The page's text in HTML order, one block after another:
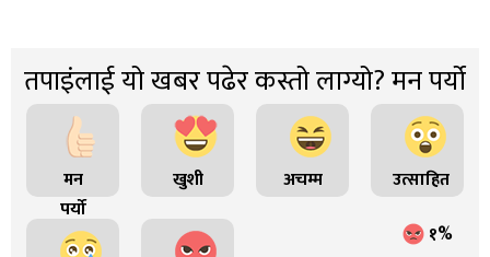
तपाइंलाई यो खबर पढेर कस्तो लाग्यो? मन पर्यो
मन
पर्यो
खुशी अचम्म
उत्साहित
१%